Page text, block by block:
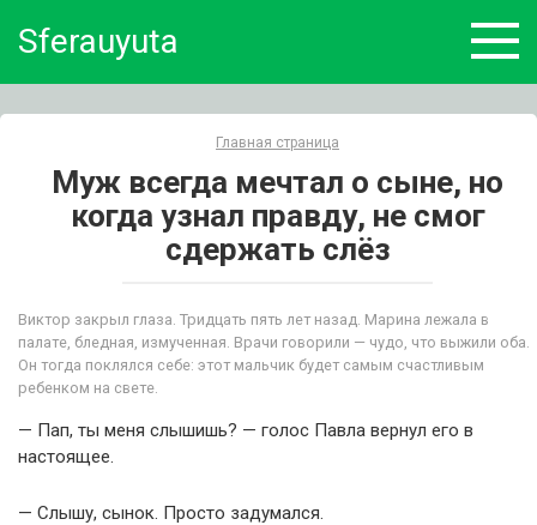
Sferauyuta
Главная страница
Муж всегда мечтал о сыне, но
когда узнал правду, не смог
сдержать слёз
Виктор закрыл глаза. Тридцать пять лет назад. Марина лежала в
палате, бледная, измученная. Врачи говорили — чудо, что выжили оба.
Он тогда поклялся себе: этот мальчик будет самым счастливым
ребенком на свете.
— Пап, ты меня слышишь? — голос Павла вернул его в
настоящее.
— Слышу, сынок. Просто задумался.